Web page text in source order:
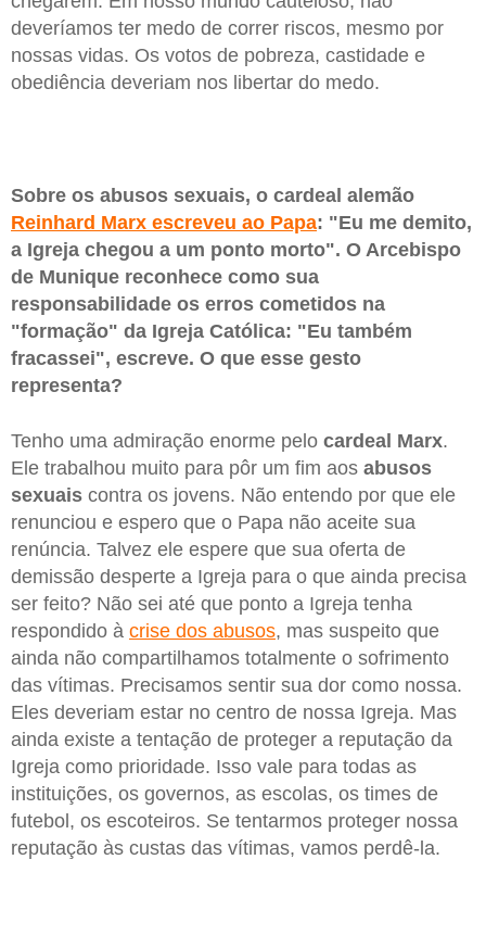
deveríamos ter medo de correr riscos, mesmo por
nossas vidas. Os votos de pobreza, castidade e
obediência deveriam nos libertar do medo.
Sobre os abusos sexuais, o cardeal alemão
Reinhard Marx escreveu ao Papa: "Eu me demito,
a Igreja chegou a um ponto morto". O Arcebispo
de Munique reconhece como sua
responsabilidade os erros cometidos na
"formação" da Igreja Católica: "Eu também
fracassei", escreve. O que esse gesto
representa?
Tenho uma admiração enorme pelo cardeal Marx.
Ele trabalhou muito para pôr um fim aos abusos
sexuais contra os jovens. Não entendo por que ele
renunciou e espero que o Papa não aceite sua
renúncia. Talvez ele espere que sua oferta de
demissão desperte a Igreja para o que ainda precisa
ser feito? Não sei até que ponto a Igreja tenha
respondido à crise dos abusos, mas suspeito que
ainda não compartilhamos totalmente o sofrimento
das vítimas. Precisamos sentir sua dor como nossa.
Eles deveriam estar no centro de nossa Igreja. Mas
ainda existe a tentação de proteger a reputação da
Igreja como prioridade. Isso vale para todas as
instituições, os governos, as escolas, os times de
futebol, os escoteiros. Se tentarmos proteger nossa
reputação às custas das vítimas, vamos perdê-la.